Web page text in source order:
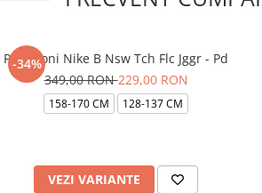
-34%
Pantaloni Nike B Nsw Tch Flc Jggr - Pd
349,00 RON229,00 RON
158-170 CM 128-137 CM
VEZI VARIANTE